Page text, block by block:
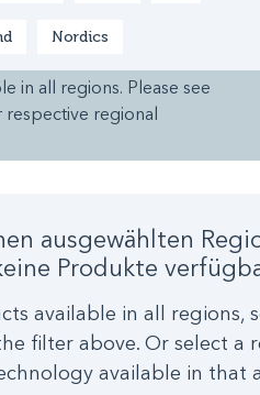
Nordics
in all regions. Please see
regional
ausgewählten
Produkte
available in all regions,
filter above. Or select a
available in that